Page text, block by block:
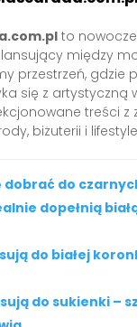
to
między
przestrzeń, gdzie
się z artystyczną
treści z
biżuterii i
dobrać do
dopełnią
do białej
do sukienki –